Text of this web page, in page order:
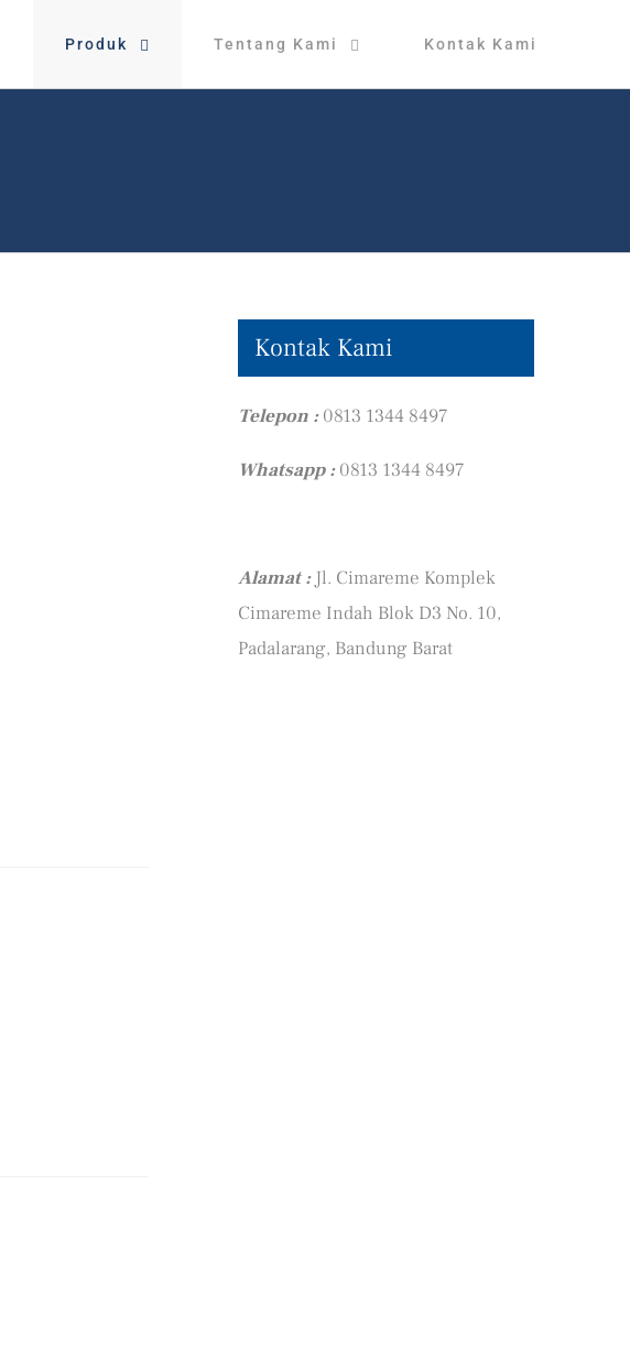
Produk Tentang Kami Kontak Kami
Kontak Kami
Telepon :0813 1344 8497
Whatsapp :0813 1344 8497
Alamat : Jl. Cimareme Komplek
Cimareme Indah Blok D3 No. 10,
Padalarang, Bandung Barat